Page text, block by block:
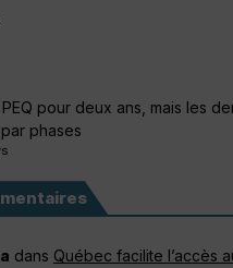
pour deux ans, mais les
phases
dans Québec facilite l’accès